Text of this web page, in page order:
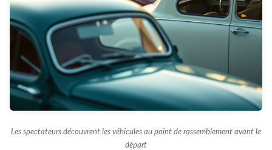
Les spectateurs découvrent les véhicules au point de rassemblement avant le
départ